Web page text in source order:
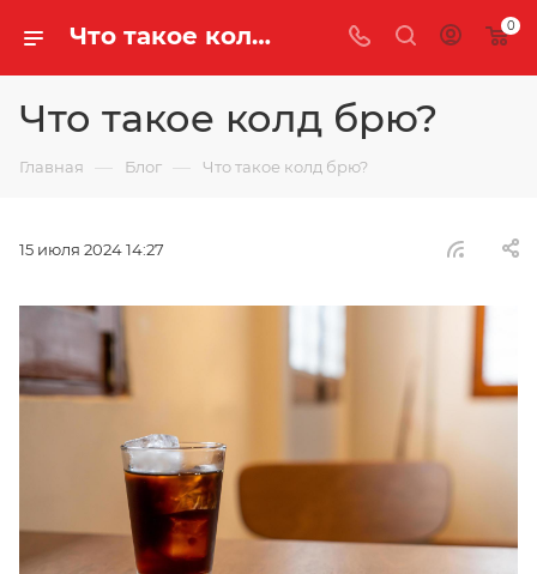
Что такое колд брю? | Блог компании «Легенда Чая» 0
Что такое колд брю?
Главная — Блог — Что такое колд брю?
15 июля 2024 14:27